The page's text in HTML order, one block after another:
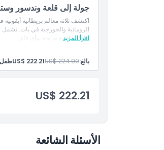
جولة إلى قلعة وندسور
اكتشف ثلاثة معالم بريطانية
الرومانية والجورجية في باث.
حافلة فاخرة مزودة بواي فاي.
اقرأ المزيد
بالغ:US$ 224.90
US$ 222.21
US$ 222.21
الأسئلة الشائعة